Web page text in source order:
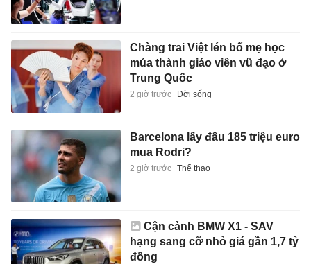
Chàng trai Việt lén bố mẹ học
múa thành giáo viên vũ đạo ở
Trung Quốc
2 giờ trước Đời sống
Barcelona lấy đâu 185 triệu euro
mua Rodri?
2 giờ trước Thể thao
Cận cảnh BMW X1 - SAV
hạng sang cỡ nhỏ giá gần 1,7 tỷ
đồng